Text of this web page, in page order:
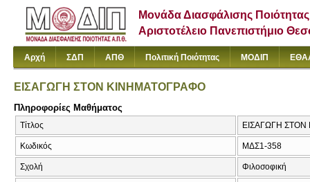
Μονάδα Διασφάλισης Ποιότητας
Αριστοτέλειο Πανεπιστήμιο
Αρχή ΣΔΠ ΑΠΘ Πολιτική Ποιότητας ΜΟΔΙΠ
ΕΙΣΑΓΩΓΗ ΣΤΟΝ ΚΙΝΗΜΑΤΟΓΡΑΦΟ
Πληροφορίες Μαθήματος
Τίτλος ΕΙΣΑΓΩΓΗ ΣΤΟΝ
Κωδικός ΜΔΣ1-358
Σχολή Φιλοσοφική